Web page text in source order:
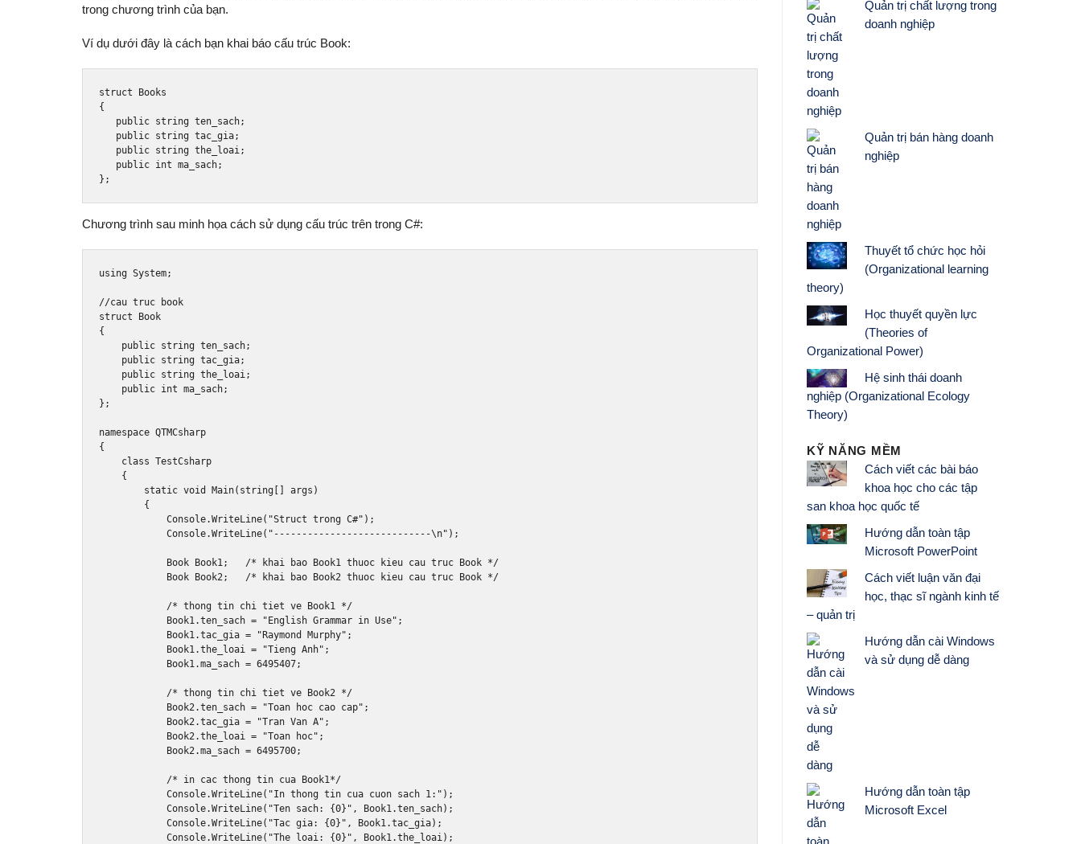
trong chương trình của bạn.
Ví dụ dưới đây là cách bạn khai báo cấu trúc Book:
struct
Books
{
public string ten_sach;
public string tac_gia;
public string the_loai ;
public int ma_sach;
};
Chương trình sau minh họa cách sử dụng cấu trúc trên trong C#:
using System;
//cau truc book
struct
Book
{
public string ten_sach;
public string tac_gia;
public string the_loai;
public int ma_sach;
};
namespace QTMCsharp
{
class TestCsharp
{
static void Main( string [] args )
{
Console.WriteLine( "Struct trong C#" );
Console.WriteLine( "----------------------------\n" );
Book Book1;
/* khai bao Book1 thuoc kieu cau truc Book */
Book Book2; /* khai bao Book2 thuoc kieu cau truc Book */
/* thong tin chi tiet ve Book1 */
Book1.ten_sach = "English Grammar in Use" ;
Book1.tac_gia = "Raymond Murphy" ;
Book1.the_loai = "Tieng Anh" ;
Book1.ma_sach = 6495407;
/* thong tin chi tiet ve Book2 */
Book2.ten_sach = "Toan hoc cao cap" ;
Book2.tac_gia = "Tran Van A" ;
Book2.the_loai = "Toan hoc" ;
Book2.ma_sach = 6495700;
/* in cac thong tin cua Book1*/
Console.WriteLine( "In thong tin cua cuon sach 1:" );
Console.WriteLine( "Ten sach: {0}" , Book1.ten_sach);
Console.WriteLine( "Tac gia: {0}" , Book1.tac_gia);
Console.WriteLine( "The loai: {0}" , Book1.the_loai);
Quản trị chất lượng trong
doanh nghiệp
Quản trị bán hàng doanh
nghiệp
Thuyết tổ chức học hỏi
(Organizational learning
theory)
Học thuyết quyền lực
(Theories of
Organizational Power)
Hệ sinh thái doanh
nghiệp (Organizational Ecology
Theory)
KỸ NĂNG MỀM
Cách viết các bài báo
khoa học cho các tập
san khoa học quốc tế
Hướng dẫn toàn tập
Microsoft PowerPoint
Cách viết luận văn đại
học, thạc sĩ ngành kinh tế
– quản trị
Hướng dẫn cài Windows
và sử dụng dễ dàng
Hướng dẫn toàn tập
Microsoft Excel